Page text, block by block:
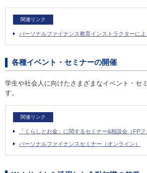
関連リンク
パーソナルファイナンス教育インストラクターに
各種イベント・セミナーの開催
学生や社会人に向けたさまざまなイベント・セ
す。
関連リンク
「くらしとお金」に関するセミナー&相談会（FPフ
パーソナルファイナンスセミナー（オンライン）